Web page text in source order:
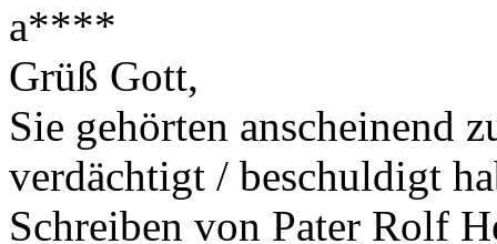
a****
Grüß Gott,
Sie gehörten anscheinend
verdächtigt / beschuldigt
Schreiben von Pater Rolf